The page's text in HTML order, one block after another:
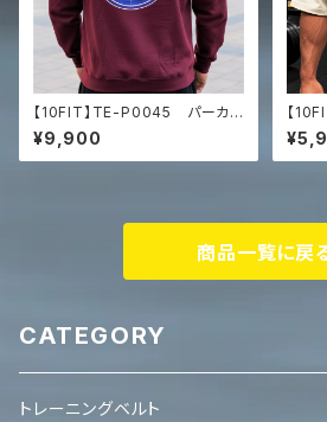
【10FIT】TE-P0045 パーカ
ー トレーニング 筋トレ 10F
ITアートデザイン
¥9,900
【
ツ ト
ニセ
ャツ
商品一覧に戻
CATEGORY
トレーニングベルト